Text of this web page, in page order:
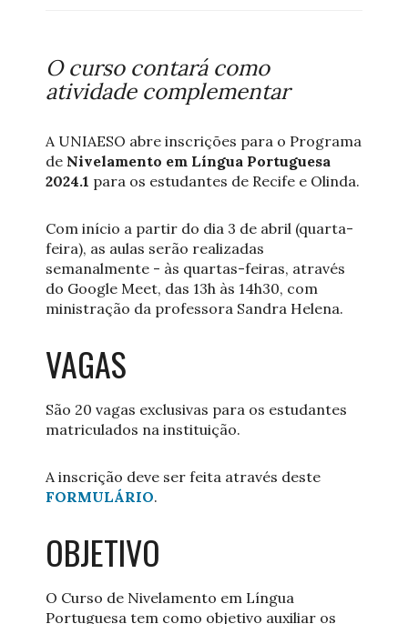
O curso contará como
atividade complementar
A UNIAESO abre inscrições para o Programa
de Nivelamento em Língua Portuguesa
2024.1 para os estudantes de Recife e Olinda.
Com início a partir do dia 3 de abril (quarta-
feira), as aulas serão realizadas
semanalmente - às quartas-feiras, através
do Google Meet, das 13h às 14h30, com
ministração da professora Sandra Helena.
VAGAS
São 20 vagas exclusivas para os estudantes
matriculados na instituição.
A inscrição deve ser feita através deste
FORMULÁRIO.
OBJETIVO
O Curso de Nivelamento em Língua
Portuguesa tem como objetivo auxiliar os